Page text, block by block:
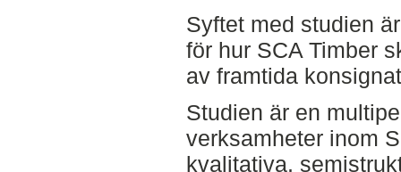
Syftet med studien
för hur SCA Timber
av framtida
Studien är en
verksamheter inom
kvalitativa,